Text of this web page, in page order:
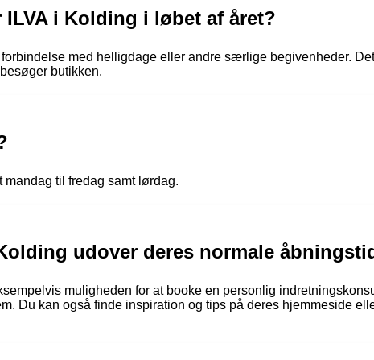
i Kolding i løbet af året?
med helligdage eller andre særlige begivenheder. Det
butikken.
til fredag samt lørdag.
udover deres normale
muligheden for at booke en personlig
Du kan også finde inspiration og tips på deres hjemmeside